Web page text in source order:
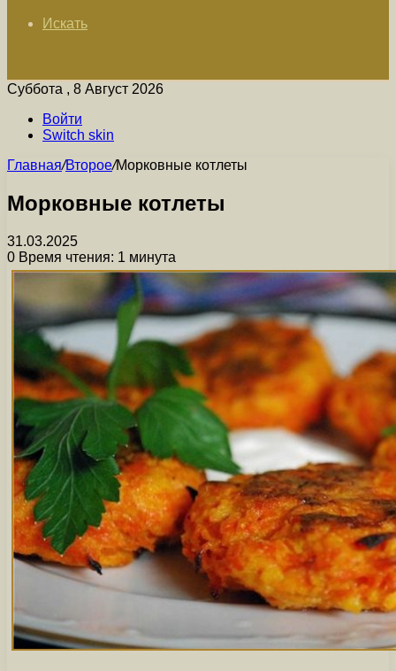
Искать
Суббота , 8 Август 2026
Войти
Switch skin
Главная/Второе/Морковные котлеты
Морковные котлеты
31.03.2025
0 Время чтения: 1 минута